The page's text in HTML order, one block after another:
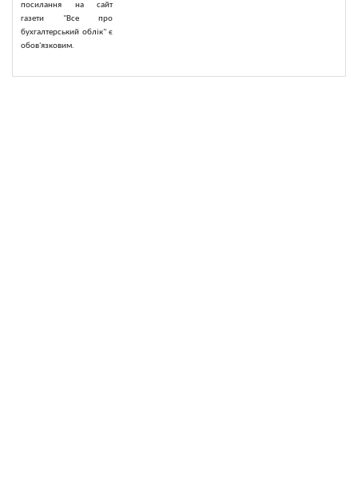
посилання на сайт
газети "Все про
бухгалтерський облік" є
обов'язковим.